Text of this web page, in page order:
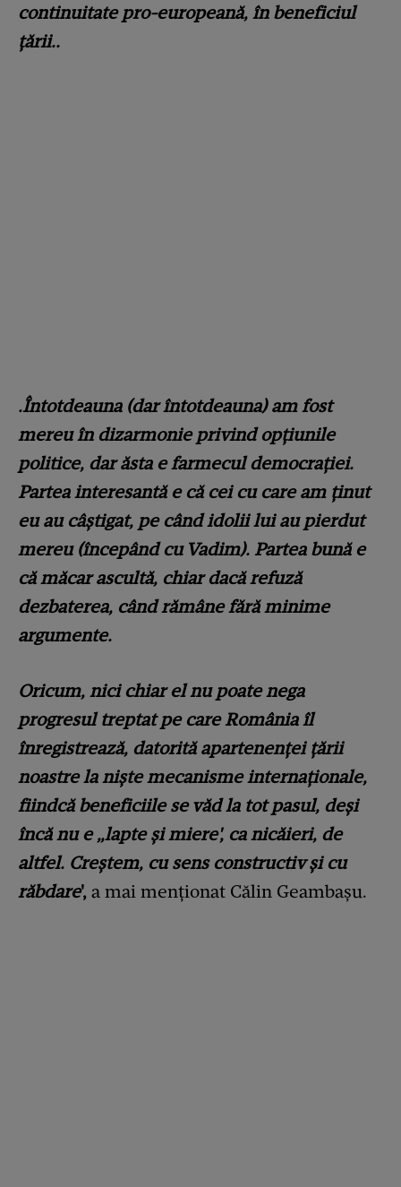
continuitate pro-europeană, în beneficiul
țării..
.Întotdeauna (dar întotdeauna) am fost
mereu în dizarmonie privind opțiunile
politice, dar ăsta e farmecul democrației.
Partea interesantă e că cei cu care am ținut
eu au câștigat, pe când idolii lui au pierdut
mereu (începând cu Vadim). Partea bună e
că măcar ascultă, chiar dacă refuză
dezbaterea, când rămâne fără minime
argumente.
Oricum, nici chiar el nu poate nega
progresul treptat pe care România îl
înregistrează, datorită apartenenței țării
noastre la niște mecanisme internaționale,
fiindcă beneficiile se văd la tot pasul, deși
încă nu e „lapte și miere', ca nicăieri, de
altfel. Creștem, cu sens constructiv și cu
răbdare', a mai menționat Călin Geambașu.